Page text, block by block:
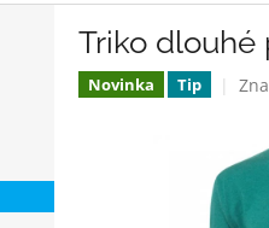
Triko dlouhé
Novinka Tip